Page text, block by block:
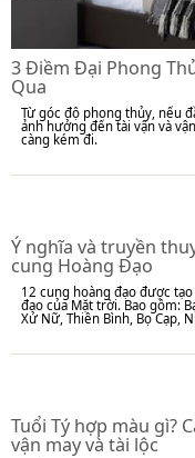
3 Điềm Đại Phong
Qua
Từ góc độ phong thủy, nếu
ảnh hưởng đến tài vận và
càng kém đi.
Ý nghĩa và truyền
cung Hoàng Đạo
12 cung hoàng đạo được
đạo của Mặt trời. Bao gồm:
Xử Nữ, Thiên Bình, Bọ Cạp,
Tuổi Tý hợp màu gì?
vận may và tài lộc